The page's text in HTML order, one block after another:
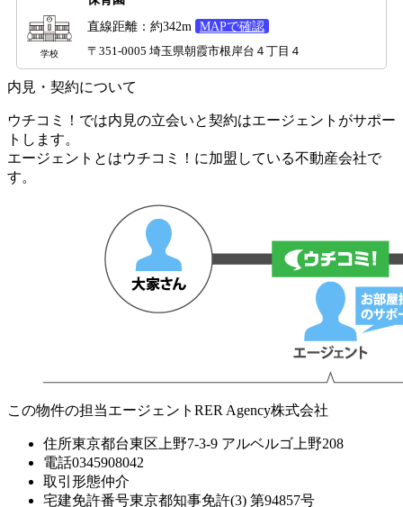
学校
直線距離：約342m
MAPで確認
〒351-0005 埼玉県朝霞市根岸台４丁目４
内見・契約について
ウチコミ！では内見の立会いと契約はエージェントがサポー
トします。
エージェントとはウチコミ！に加盟している不動産会社で
す。
この物件の担当エージェント RER Agency株式会社
住所東京都台東区上野7-3-9 アルベルゴ上野208
電話0345908042
取引形態仲介
宅建免許番号東京都知事免許(3) 第94857号